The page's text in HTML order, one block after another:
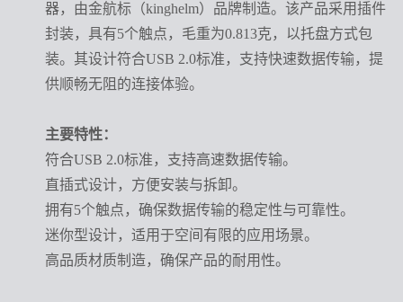
器，由金航标（kinghelm）品牌制造。该产品采用插件
封装，具有5个触点，毛重为0.813克，以托盘方式包
装。其设计符合USB 2.0标准，支持快速数据传输，提
供顺畅无阻的连接体验。
主要特性：
符合USB 2.0标准，支持高速数据传输。
直插式设计，方便安装与拆卸。
拥有5个触点，确保数据传输的稳定性与可靠性。
迷你型设计，适用于空间有限的应用场景。
高品质材质制造，确保产品的耐用性。